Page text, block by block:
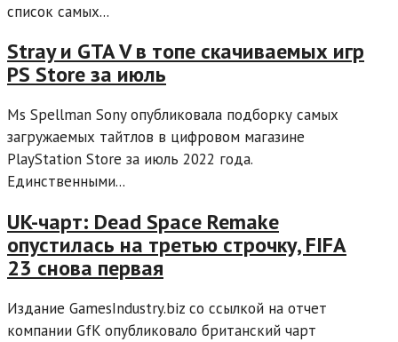
список самых...
Stray и GTA V в топе скачиваемых игр
PS Store за июль
Ms Spellman Sony опубликовала подборку самых
загружаемых тайтлов в цифровом магазине
PlayStation Store за июль 2022 года.
Единственными...
UK-чарт: Dead Space Remake
опустилась на третью строчку, FIFA
23 снова первая
Издание GamesIndustry.biz со ссылкой на отчет
компании GfK опубликовало британский чарт